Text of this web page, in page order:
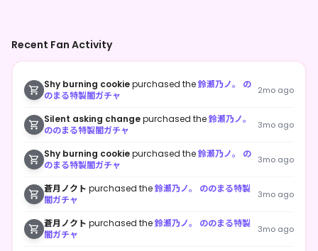
Recent Fan Activity
Shy burning cookiepurchased the鈴瀬乃ノ。 の
のまる特製闇ガチャ
2mo ago
Silent asking changepurchased the鈴瀬乃ノ。
ののまる特製闇ガチャ
3mo ago
Shy burning cookiepurchased the鈴瀬乃ノ。 の
のまる特製闇ガチャ
3mo ago
蒼月ノクト purchased the鈴瀬乃ノ。 ののまる特製
闇ガチャ
3mo ago
蒼月ノクト purchased the鈴瀬乃ノ。 ののまる特製
闇ガチャ
3mo ago